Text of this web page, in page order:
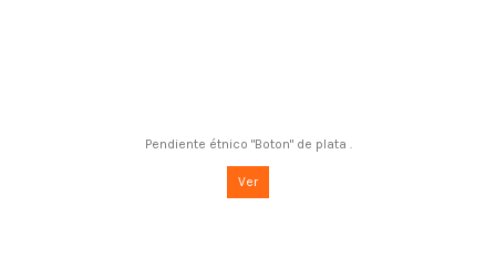
Pendiente étnico "Boton" de plata .
Ver